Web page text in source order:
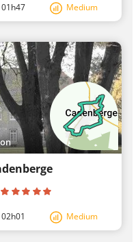
01h47 Medium
02h01 Medium